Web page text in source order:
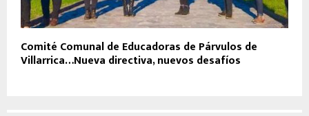
Comité Comunal de Educadoras de Párvulos de
Villarrica…Nueva directiva, nuevos desafíos